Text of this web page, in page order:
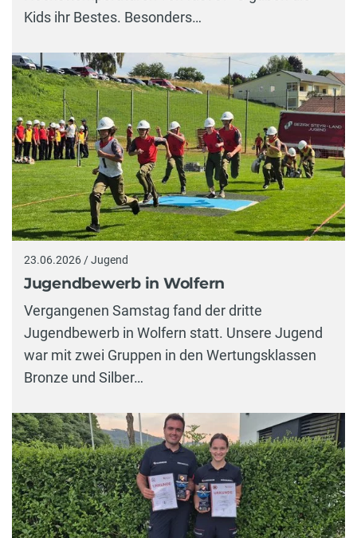
Kids ihr Bestes. Besonders…
23.06.2026 / Jugend
Jugendbewerb in Wolfern
Vergangenen Samstag fand der dritte
Jugendbewerb in Wolfern statt. Unsere Jugend
war mit zwei Gruppen in den Wertungsklassen
Bronze und Silber…